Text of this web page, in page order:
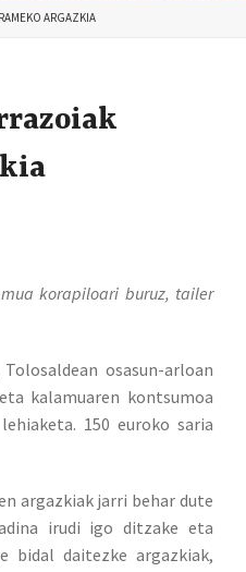
ARGAZKIA
korapiloari buruz, tailer
osasun-arloan
kalamuaren kontsumoa
150 euroko saria
argazkiak jarri behar dute
irudi igo ditzake eta
bidal daitezke argazkiak,